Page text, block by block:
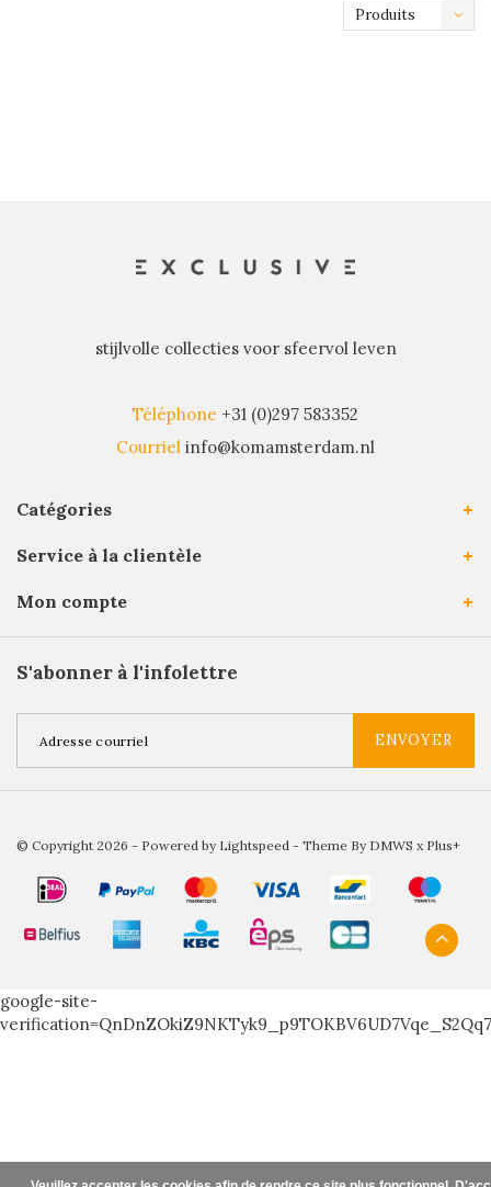
Produits
stijlvolle collecties voor sfeervol leven
Téléphone +31 (0)297 583352
Courriel info@komamsterdam.nl
Catégories
Service à la clientèle
Mon compte
S'abonner à l'infolettre
ENVOYER
© Copyright 2026 - Powered by Lightspeed - Theme By DMWS x Plus+
google-site-